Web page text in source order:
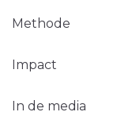
Methode
Impact
In de media